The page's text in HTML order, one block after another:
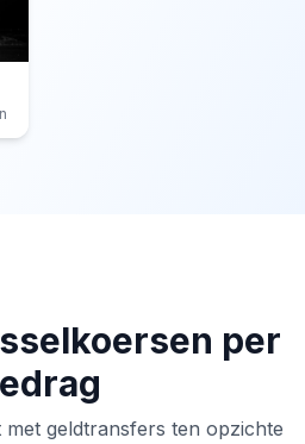
per
geldtransfers ten opzichte